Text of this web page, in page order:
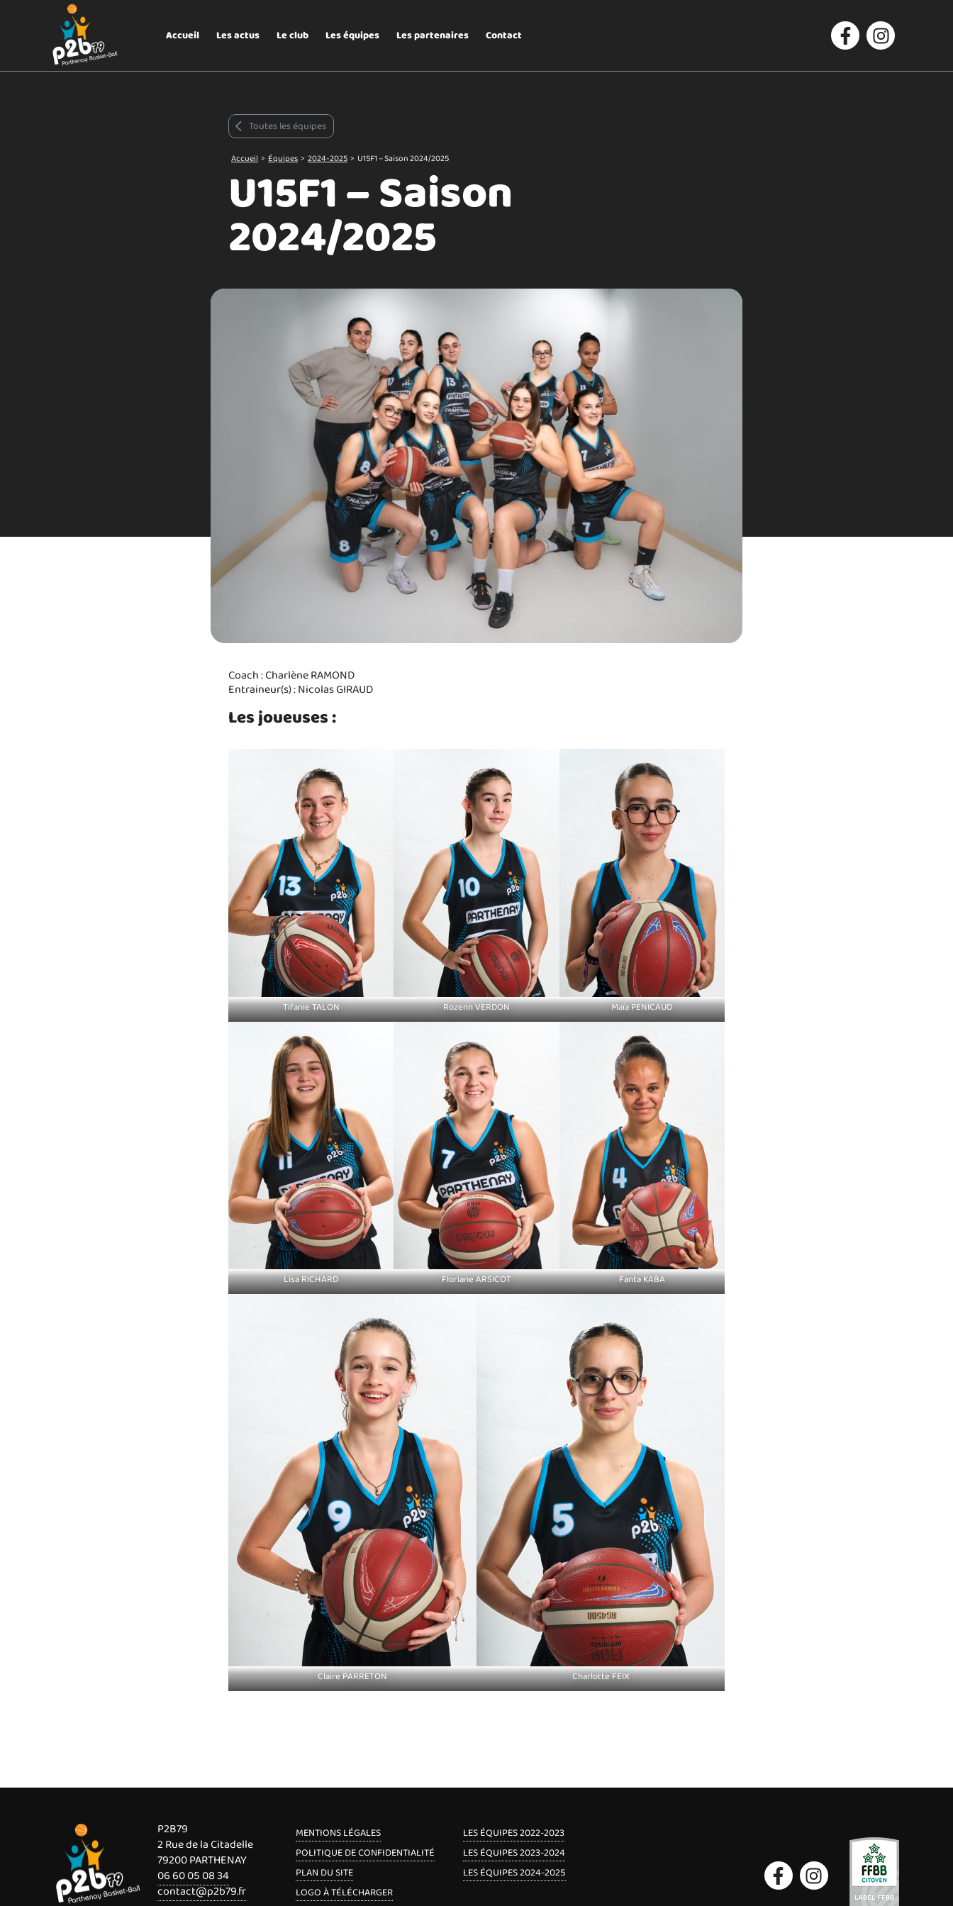
P2B79
Accueil Les actus Le club Les équipes Les partenaires Contact FacebookInstagram
Toutes les équipes
Accueil > Équipes > 2024-2025 > U15F1 – Saison 2024/2025
U15F1 – Saison
2024/2025
Coach : Charlène RAMOND
Entraineur(s) : Nicolas GIRAUD
Les joueuses :
Tifanie TALON Rozenn VERDON Maïa PENICAUD
Lisa RICHARD Floriane ARSICOT Fanta KABA
Claire PARRETON Charlotte FEIX
P2B79
2 Rue de la Citadelle
79200 PARTHENAY
06 60 05 08 34
contact@p2b79.fr
MENTIONS LÉGALES
POLITIQUE DE CONFIDENTIALITÉ
PLAN DU SITE
LOGO À TÉLÉCHARGER
LES ÉQUIPES 2022-2023
LES ÉQUIPES 2023-2024
LES ÉQUIPES 2024-2025
FacebookInstagram